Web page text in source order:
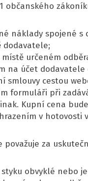
občanského
náklady spojené
dodavatele;
určeném
na účet dodavatele
smlouvy cestou
formuláři při
Kupní cena
v hotovosti
považuje za
obvyklé nebo